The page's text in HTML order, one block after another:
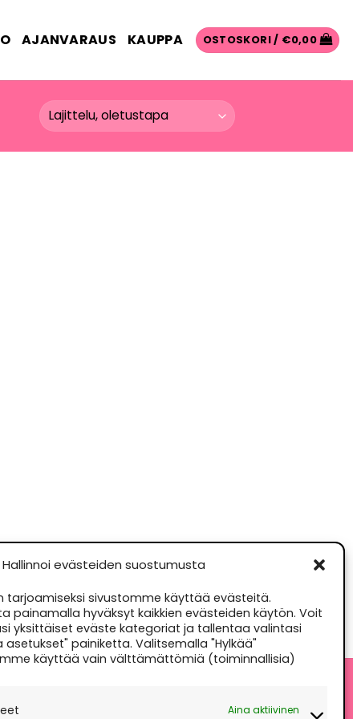
Hallinnoi evästeiden suostumusta
tarjoamiseksi sivustomme käyttää evästeitä.
painamalla hyväksyt kaikkien evästeiden käytön. Voit
yksittäiset eväste kategoriat ja tallentaa valintasi
painiketta. Valitsemalla "Hylkää"
käyttää vain välttämättömiä (toiminnallisia)
Aina aktiivinen
AJANVARAUS KAUPPA OSTOSKORI / €0,00